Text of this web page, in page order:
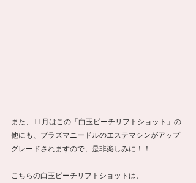
また、11月はこの「白玉ピーチリフトショット」の
他にも、プラズマニードルのエステマシンがアップ
グレードされますので、是非楽しみに！！
こちらの白玉ピーチリフトショットは、